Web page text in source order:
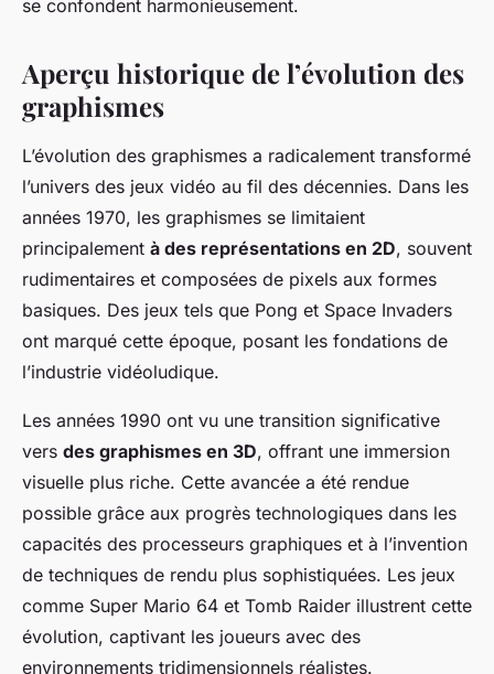
se confondent harmonieusement.
Aperçu historique de l’évolution des
graphismes
L’évolution des graphismes a radicalement transformé
l’univers des jeux vidéo au fil des décennies. Dans les
années 1970, les graphismes se limitaient
principalement à des représentations en 2D, souvent
rudimentaires et composées de pixels aux formes
basiques. Des jeux tels que Pong et Space Invaders
ont marqué cette époque, posant les fondations de
l’industrie vidéoludique.
Les années 1990 ont vu une transition significative
vers des graphismes en 3D, offrant une immersion
visuelle plus riche. Cette avancée a été rendue
possible grâce aux progrès technologiques dans les
capacités des processeurs graphiques et à l’invention
de techniques de rendu plus sophistiquées. Les jeux
comme Super Mario 64 et Tomb Raider illustrent cette
évolution, captivant les joueurs avec des
environnements tridimensionnels réalistes.